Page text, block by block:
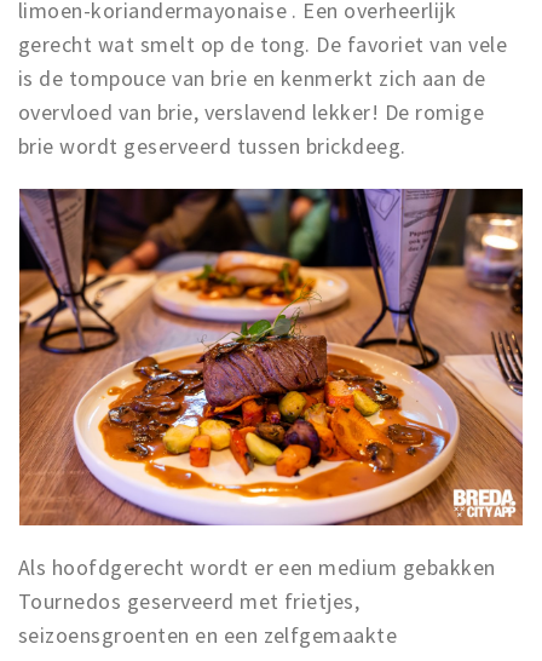
limoen-koriandermayonaise . Een overheerlijk
gerecht wat smelt op de tong. De favoriet van vele
is de tompouce van brie en kenmerkt zich aan de
overvloed van brie, verslavend lekker! De romige
brie wordt geserveerd tussen brickdeeg.
Als hoofdgerecht wordt er een medium gebakken
Tournedos geserveerd met frietjes,
seizoensgroenten en een zelfgemaakte